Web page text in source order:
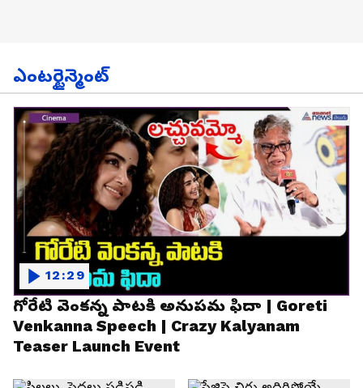
ఎంటర్టైన్మెంట్
గోరేటి వెంకన్న పాటకి అనుపమ ఫిదా | Goreti
Venkanna Speech | Crazy Kalyanam
Teaser Launch Event
12:29